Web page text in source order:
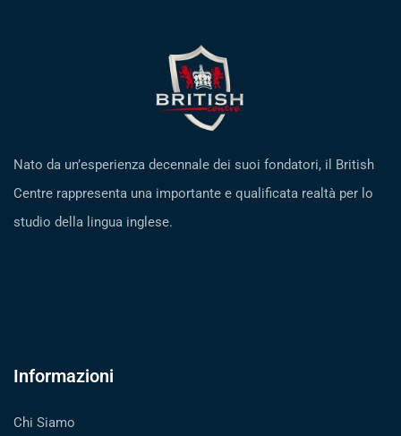
Nato da un’esperienza decennale dei suoi fondatori, il British
Centre rappresenta una importante e qualificata realtà per lo
studio della lingua inglese.
Informazioni
Chi Siamo